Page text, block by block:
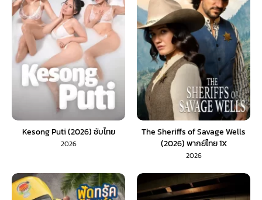
Kesong Puti (2026) ซับไทย
2026
The Sheriffs of Savage Wells
(2026) พากย์ไทย 1X
2026